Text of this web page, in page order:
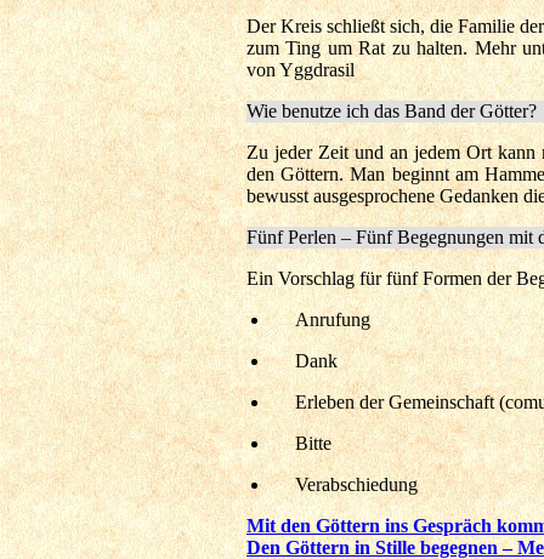
Der Kreis schließt sich, die Familie
zum Ting um Rat zu halten. Mehr
von Yggdrasil
Wie benutze ich das Band der Götter?
Zu jeder Zeit und an jedem Ort kann
den Göttern. Man beginnt am
bewusst ausgesprochene Gedanken
Fünf Perlen – Fünf Begegnungen mit
Ein Vorschlag für fünf Formen der
Anrufung
Dank
Erleben der Gemeinschaft
Bitte
Verabschiedung
Mit den Göttern ins Gespräch
Den Göttern in Stille begegnen –